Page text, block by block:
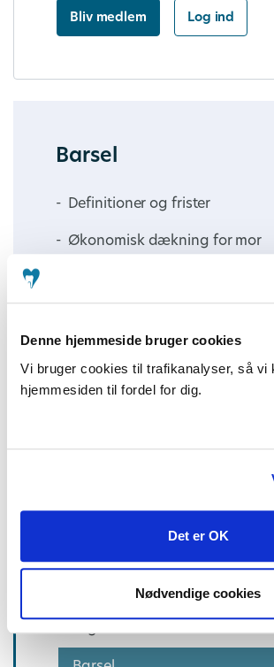
Denne hjemmeside bruger cookies
Vi bruger cookies til trafikanalyser, så vi
hjemmesiden til fordel for dig.
Det er OK
Nødvendige cookies
Bliv medlem Log ind
Barsel
Definitioner og frister
Økonomisk dækning for mor
Økonomisk dækning for far/
Øvrige forhold ved ansættelsen